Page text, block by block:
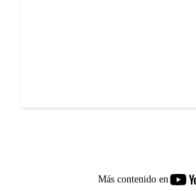
Más contenido en